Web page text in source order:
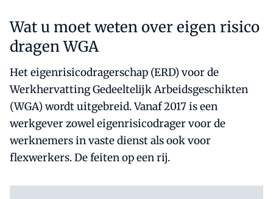
Wat u moet weten over eigen risico
dragen WGA
Het eigenrisicodragerschap (ERD) voor de
Werkhervatting Gedeeltelijk Arbeidsgeschikten
(WGA) wordt uitgebreid. Vanaf 2017 is een
werkgever zowel eigenrisicodrager voor de
werknemers in vaste dienst als ook voor
flexwerkers. De feiten op een rij.